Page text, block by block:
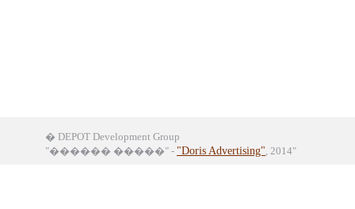
� DEPOT Development Group
"������ �����" - "Doris Advertising", 2014"